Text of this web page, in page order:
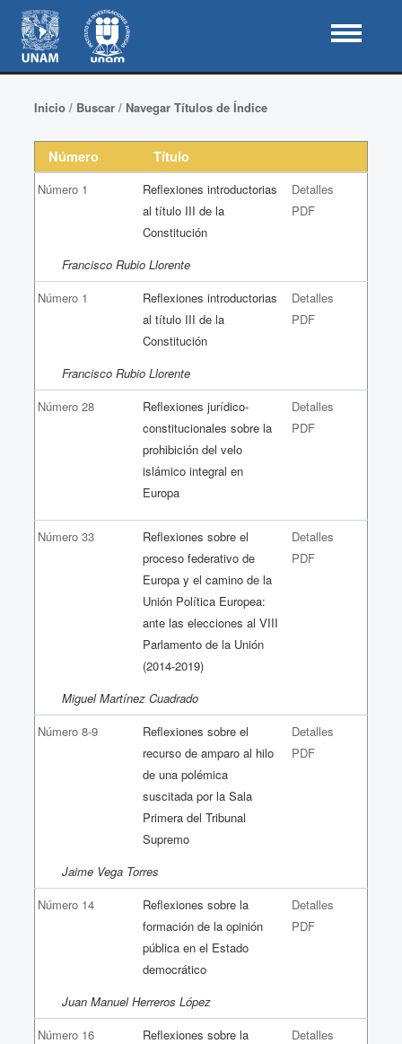
Inicio/ Buscar/ Navegar Títulos de Índice
Número Título
Número 1
Reflexiones introductorias
al título III de la
Constitución
Detalles
PDF
Francisco Rubio Llorente
Número 1
Reflexiones introductorias
al título III de la
Constitución
Detalles
PDF
Francisco Rubio Llorente
Número 28
Reflexiones jurídico-
constitucionales sobre la
prohibición del velo
islámico integral en
Europa
Detalles
PDF
Número 33
Reflexiones sobre el
proceso federativo de
Europa y el camino de la
Unión Política Europea:
ante las elecciones al VIII
Parlamento de la Unión
(2014-2019)
Detalles
PDF
Miguel Martínez Cuadrado
Número 8-9
Reflexiones sobre el
recurso de amparo al hilo
de una polémica
suscitada por la Sala
Primera del Tribunal
Supremo
Detalles
PDF
Jaime Vega Torres
Número 14
Reflexiones sobre la
formación de la opinión
pública en el Estado
democrático
Detalles
PDF
Juan Manuel Herreros López
Número 16
Reflexiones sobre la
Detalles